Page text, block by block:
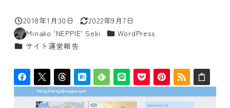
投稿日
2018年1月30日
更新日
2022年9月7日
著
者
Minako 'NEPPIE' Seki カテゴリー
WordPress
カテゴリー
サイト運営報告